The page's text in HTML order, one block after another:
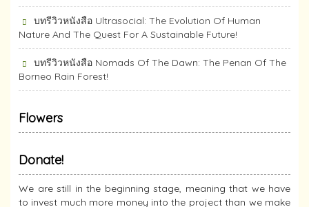
บทรีวิวหนังสือ Ultrasocial: The Evolution Of Human
Nature And The Quest For A Sustainable Future!
บทรีวิวหนังสือ Nomads Of The Dawn: The Penan Of The
Borneo Rain Forest!
Flowers
Donate!
We are still in the beginning stage, meaning that we have
to invest much more money into the project than we make